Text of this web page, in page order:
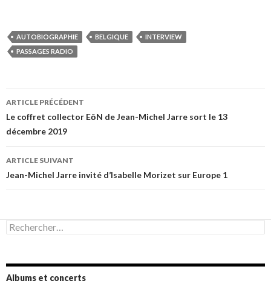
AUTOBIOGRAPHIE BELGIQUE
INTERVIEW
PASSAGES RADIO
Navigation
des
articles
ARTICLE PRÉCÉDENT
Le coffret collector EōN de Jean-Michel Jarre sort le 13
décembre 2019
ARTICLE SUIVANT
Jean-Michel Jarre invité d’Isabelle Morizet sur Europe 1
Rechercher :
Albums et concerts